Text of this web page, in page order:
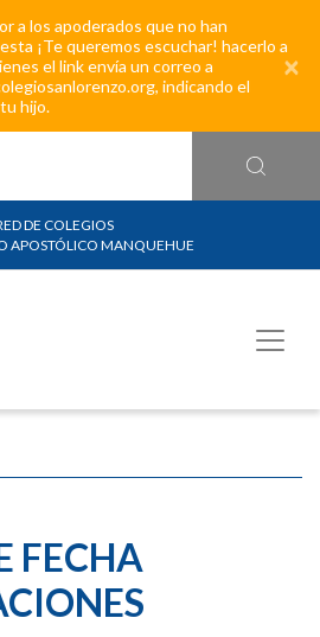
a los apoderados que no han
¡Te queremos escuchar! hacerlo a
el link envía un correo a
indicando el
hijo.
×
DE COLEGIOS
APOSTÓLICO MANQUEHUE
FECHA